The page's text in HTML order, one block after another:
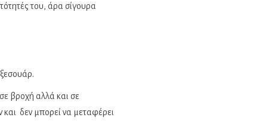
του, άρα σίγουρα
βροχή αλλά και σε
δεν μπορεί να μεταφέρει